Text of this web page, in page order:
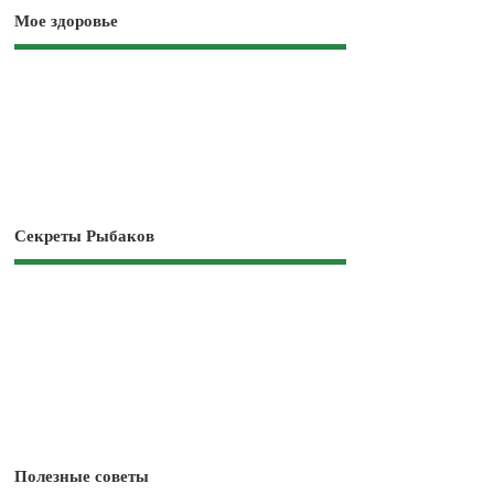
Мое здоровье
Секреты Рыбаков
Полезные советы